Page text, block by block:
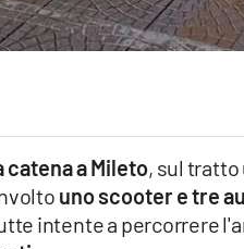
catena a Mileto, sul
uno scooter e tre
intente a percorrere